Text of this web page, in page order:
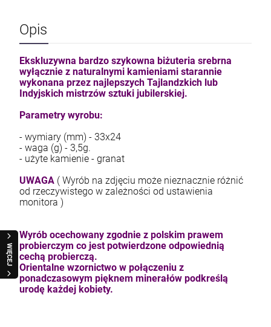
4,71 zł
szt.
WIĘCEJ
Opis
Ekskluzywna bardzo szykowna biżuteria srebrna
wyłącznie z naturalnymi kamieniami starannie
wykonana przez najlepszych Tajlandzkich lub
Indyjskich mistrzów sztuki jubilerskiej.
Parametry wyrobu:
- wymiary (mm) - 33x24
- waga (g) - 3,5g.
- użyte kamienie - granat
UWAGA ( Wyrób na zdjęciu może nieznacznie różnić
od rzeczywistego w zależności od ustawienia
monitora )
Wyrób ocechowany zgodnie z polskim prawem
probierczym co jest potwierdzone odpowiednią
cechą probierczą.
Orientalne wzornictwo w połączeniu z
ponadczasowym pięknem minerałów podkreślą
urodę każdej kobiety.